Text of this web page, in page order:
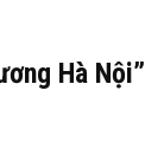
Hà Nội”